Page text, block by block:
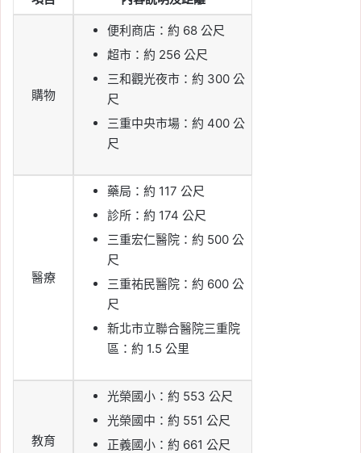
購物
便利商店：約 68 公尺
超市：約 256 公尺
三和觀光夜市：約 300 公
尺
三重中央市場：約 400 公
尺
醫療
藥局：約 117 公尺
診所：約 174 公尺
三重宏仁醫院：約 500 公
尺
三重祐民醫院：約 600 公
尺
新北市立聯合醫院三重院
區：約 1.5 公里
教育
光榮國小：約 553 公尺
光榮國中：約 551 公尺
正義國小：約 661 公尺